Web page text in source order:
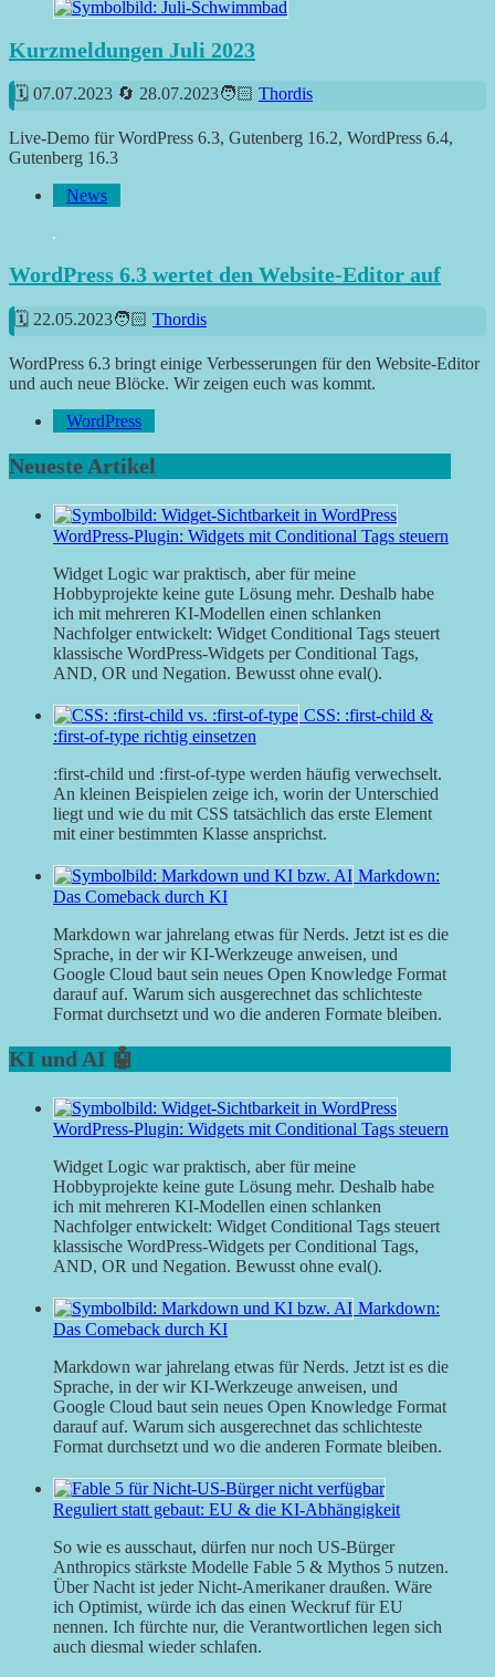
Kurzmeldungen Juli 2023
07.07.2023 28.07.2023 Thordis
Live-Demo für WordPress 6.3, Gutenberg 16.2, WordPress 6.4,
Gutenberg 16.3
News
WordPress 6.3 wertet den Website-Editor auf
22.05.2023 Thordis
WordPress 6.3 bringt einige Verbesserungen für den Website-Editor
und auch neue Blöcke. Wir zeigen euch was kommt.
WordPress
Neueste Artikel
WordPress-Plugin: Widgets mit Conditional Tags steuern
Widget Logic war praktisch, aber für meine
Hobbyprojekte keine gute Lösung mehr. Deshalb habe
ich mit mehreren KI-Modellen einen schlanken
Nachfolger entwickelt: Widget Conditional Tags steuert
klassische WordPress-Widgets per Conditional Tags,
AND, OR und Negation. Bewusst ohne eval().
CSS: :first-child &
:first-of-type richtig einsetzen
:first-child und :first-of-type werden häufig verwechselt.
An kleinen Beispielen zeige ich, worin der Unterschied
liegt und wie du mit CSS tatsächlich das erste Element
mit einer bestimmten Klasse ansprichst.
Markdown:
Das Comeback durch KI
Markdown war jahrelang etwas für Nerds. Jetzt ist es die
Sprache, in der wir KI-Werkzeuge anweisen, und
Google Cloud baut sein neues Open Knowledge Format
darauf auf. Warum sich ausgerechnet das schlichteste
Format durchsetzt und wo die anderen Formate bleiben.
KI und AI 🤖
WordPress-Plugin: Widgets mit Conditional Tags steuern
Widget Logic war praktisch, aber für meine
Hobbyprojekte keine gute Lösung mehr. Deshalb habe
ich mit mehreren KI-Modellen einen schlanken
Nachfolger entwickelt: Widget Conditional Tags steuert
klassische WordPress-Widgets per Conditional Tags,
AND, OR und Negation. Bewusst ohne eval().
Markdown:
Das Comeback durch KI
Markdown war jahrelang etwas für Nerds. Jetzt ist es die
Sprache, in der wir KI-Werkzeuge anweisen, und
Google Cloud baut sein neues Open Knowledge Format
darauf auf. Warum sich ausgerechnet das schlichteste
Format durchsetzt und wo die anderen Formate bleiben.
Reguliert statt gebaut: EU & die KI-Abhängigkeit
So wie es ausschaut, dürfen nur noch US-Bürger
Anthropics stärkste Modelle Fable 5 & Mythos 5 nutzen.
Über Nacht ist jeder Nicht-Amerikaner draußen. Wäre
ich Optimist, würde ich das einen Weckruf für EU
nennen. Ich fürchte nur, die Verantwortlichen legen sich
auch diesmal wieder schlafen.